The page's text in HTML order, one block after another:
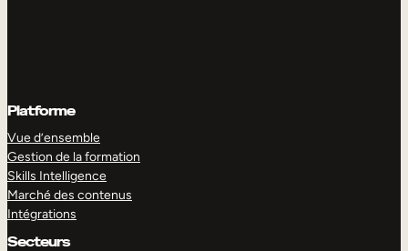
Platforme
Vue d’ensemble
Gestion de la formation
Skills Intelligence
Marché des contenus
Intégrations
Secteurs